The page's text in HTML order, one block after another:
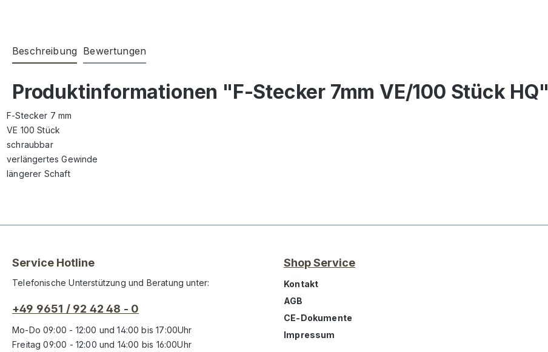
Beschreibung Bewertungen
Produktinformationen "F-Stecker 7mm VE/100 Stück HQ"
F-Stecker 7 mm
VE 100 Stück
schraubbar
verlängertes Gewinde
längerer Schaft
Service Hotline
Telefonische Unterstützung und Beratung unter:
+49 9651 / 92 42 48 - 0
Mo-Do 09:00 - 12:00 und 14:00 bis 17:00Uhr
Freitag 09:00 - 12:00 und 14:00 bis 16:00Uhr
Shop Service
Kontakt
AGB
CE-Dokumente
Impressum